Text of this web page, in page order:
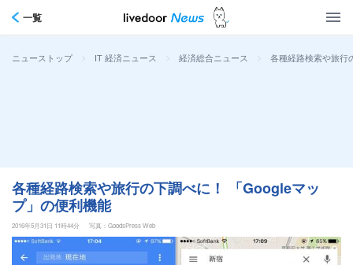
一覧
ニューストップ > IT 経済ニュース > 経済総合ニュース > 各種経路検索や旅行
各種経路検索や旅行の下調べに！ 「Googleマッ
プ」の便利機能
2016年5月31日 11時44分 写真：GoodsPress Web